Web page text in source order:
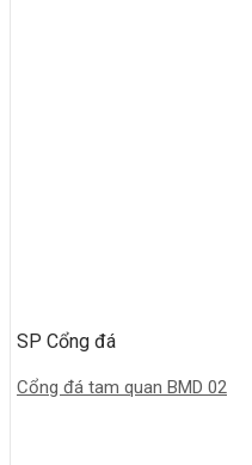
SP Cổng đá
Cổng đá tam quan BMD 02